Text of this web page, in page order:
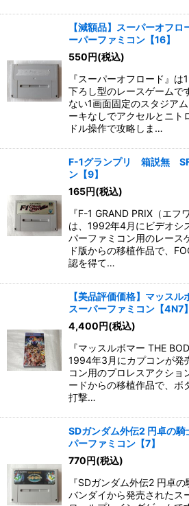
【減額品】スーパーオフ
ーパーファミコン【16】
550円(税込)
『スーパーオフロード』
下ろし型のレースゲームで
ない1画面固定のスタジア
ーキなしでアクセルとニト
ドル操作で攻略しま…
F-1グランプリ 箱説無
ン【9】
165円(税込)
『F-1 GRAND PRIX（エフ
は、1992年4月にビデオシ
パーファミコン用のレース
ド版からの移植作品で、
認を得て…
【美品評価価格】マッス
スーパーファミコン【4N7】
4,400円(税込)
『マッスルボマー THE
1994年3月にカプコンが発
コン用のプロレスアクショ
ードからの移植作品で、ボ
打撃…
SDガンダム外伝2 円卓の
パーファミコン【7】
770円(税込)
『SDガンダム外伝2 円卓
バンダイから発売されたス